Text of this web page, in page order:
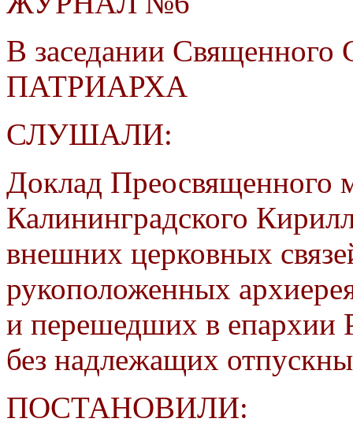
В заседании Священного
ПАТРИАРХА
СЛУШАЛИ:
Доклад Преосвященного
Калининградского
внешних церковных
рукоположенных
и перешедших в епархии
без надлежащих
ПОСТАНОВИЛИ: